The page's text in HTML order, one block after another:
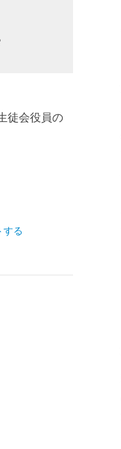
徒会役員の
する